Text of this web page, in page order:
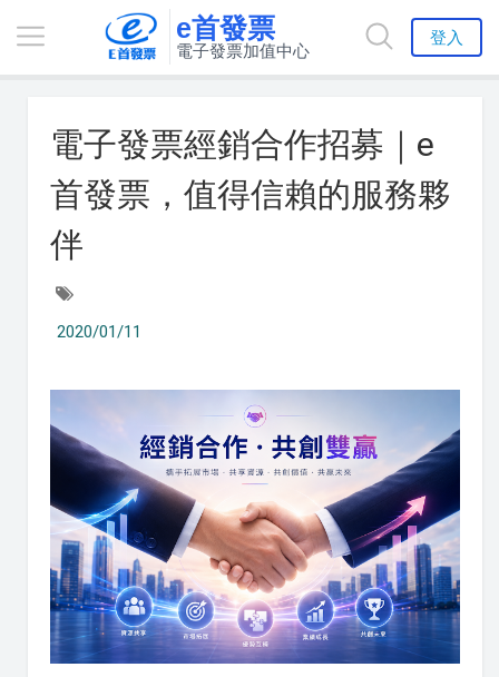
e首發票
電子發票加值中心
登入
電子發票經銷合作招募｜e
首發票，值得信賴的服務夥
伴
2020/01/11